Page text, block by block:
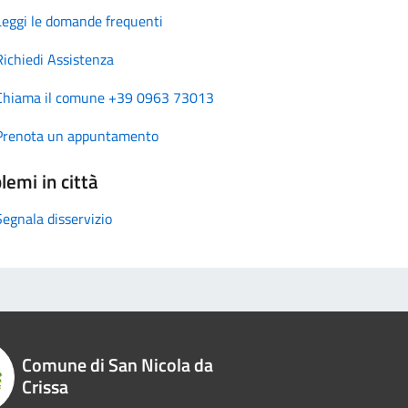
le domande frequenti
Assistenza
il comune +39 0963 73013
un appuntamento
in città
disservizio
Comune di San Nicola da
Crissa